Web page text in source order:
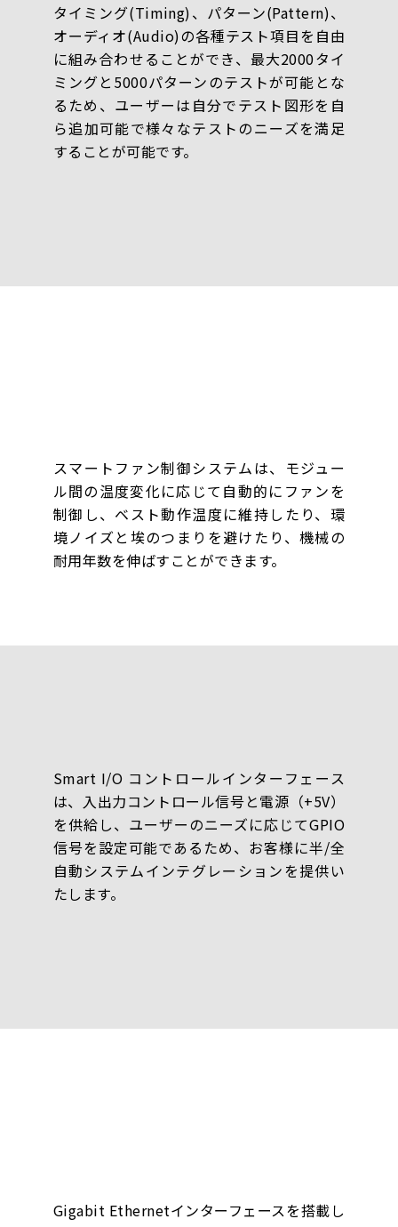
タイミング(Timing)、パターン(Pattern)、
オーディオ(Audio)の各種テスト項目を自由
に組み合わせることができ、最大2000タイ
ミングと5000パターンのテストが可能とな
るため、ユーザーは自分でテスト図形を自
ら追加可能で様々なテストのニーズを満足
することが可能です。
スマートファン制御システムは、モジュー
ル間の温度変化に応じて自動的にファンを
制御し、ベスト動作温度に維持したり、環
境ノイズと埃のつまりを避けたり、機械の
耐用年数を伸ばすことができます。
Smart I/O コントロールインターフェース
は、入出力コントロール信号と電源（+5V）
を供給し、ユーザーのニーズに応じてGPIO
信号を設定可能であるため、お客様に半/全
自動システムインテグレーションを提供い
たします。
Gigabit Ethernetインターフェースを搭載し